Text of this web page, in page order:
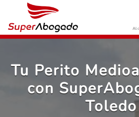
Al
Tu Perito
con
Toledo